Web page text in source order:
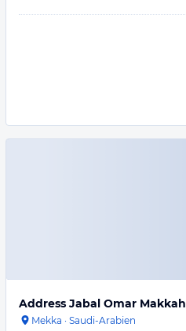
Address Jabal Omar Makkah
Mekka · Saudi-Arabien